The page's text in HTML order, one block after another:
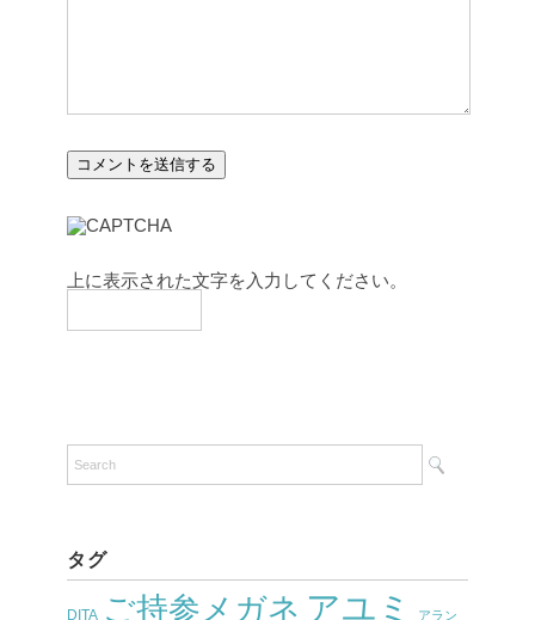
上に表示された文字を入力してください。
タグ
DITA ご持参メガネ アユミ アラン